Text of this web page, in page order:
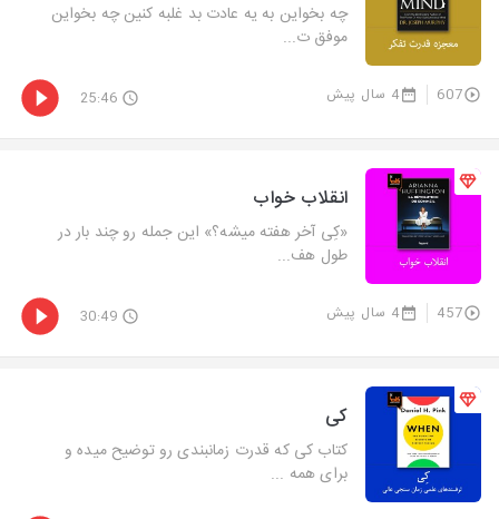
چه بخواین به یه عادت بد غلبه کنین چه بخواین
موفق ت...
607 4 سال پیش 25:46
انقلاب خواب
«کِی آخر هفته میشه؟» این جمله رو چند بار در
طول هف...
457 4 سال پیش 30:49
کی
کتاب کی که قدرت زمانبندی رو توضیح میده و
برای همه ...